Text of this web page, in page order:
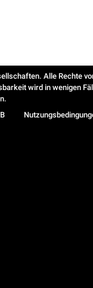
Alle Rechte
wird in wenigen